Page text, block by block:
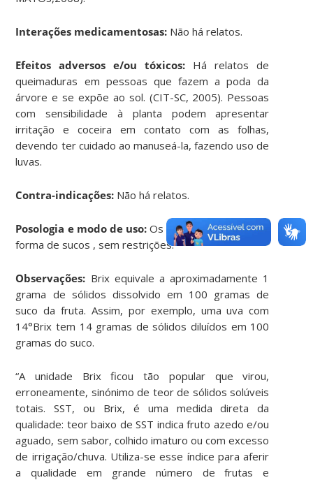
Interações medicamentosas: Não há relatos.
Efeitos adversos e/ou tóxicos: Há relatos de
queimaduras em pessoas que fazem a poda da
árvore e se expõe ao sol. (CIT-SC, 2005). Pessoas
com sensibilidade à planta podem apresentar
irritação e coceira em contato com as folhas,
devendo ter cuidado ao manuseá-la, fazendo uso de
luvas.
Contra-indicações: Não há relatos.
Posologia e modo de uso: Os frutos in natura ou na
forma de sucos , sem restrições.
Observações: Brix equivale a aproximadamente 1
grama de sólidos dissolvido em 100 gramas de
suco da fruta. Assim, por exemplo, uma uva com
14°Brix tem 14 gramas de sólidos diluídos em 100
gramas do suco.
“A unidade Brix ficou tão popular que virou,
erroneamente, sinónimo de teor de sólidos solúveis
totais. SST, ou Brix, é uma medida direta da
qualidade: teor baixo de SST indica fruto azedo e/ou
aguado, sem sabor, colhido imaturo ou com excesso
de irrigação/chuva. Utiliza-se esse índice para aferir
a qualidade em grande número de frutas e